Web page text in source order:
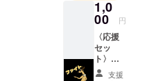
せました。
是非ボード
ゲームを通
して皆様と
繋がること
1,0
00 円
〈応援
セッ
ト〉
メール
支援